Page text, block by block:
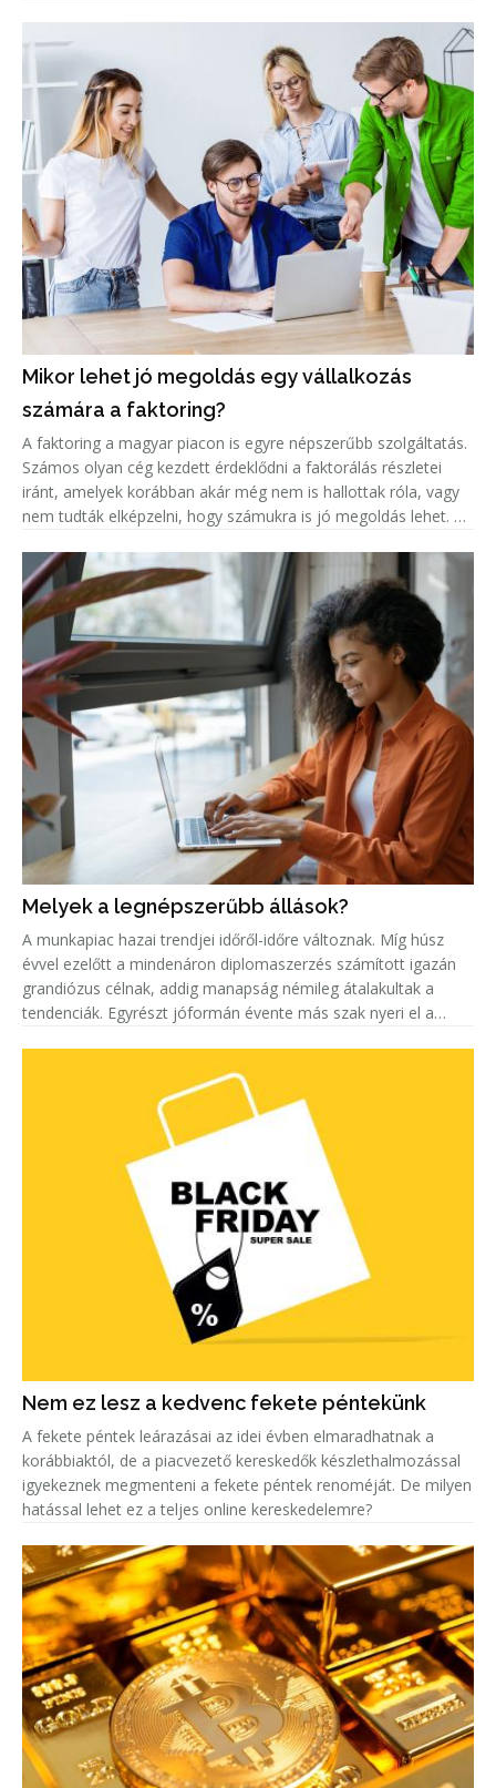
Mikor lehet jó megoldás egy vállalkozás
számára a faktoring?
A faktoring a magyar piacon is egyre népszerűbb szolgáltatás.
Számos olyan cég kezdett érdeklődni a faktorálás részletei
iránt, amelyek korábban akár még nem is hallottak róla, vagy
nem tudták elképzelni, hogy számukra is jó megoldás lehet. A
Melyek a legnépszerűbb állások?
A munkapiac hazai trendjei időről-időre változnak. Míg húsz
évvel ezelőtt a mindenáron diplomaszerzés számított igazán
grandiózus célnak, addig manapság némileg átalakultak a
tendenciák. Egyrészt jóformán évente más szak nyeri el a
Nem ez lesz a kedvenc fekete péntekünk
A fekete péntek leárazásai az idei évben elmaradhatnak a
korábbiaktól, de a piacvezető kereskedők készlethalmozással
igyekeznek megmenteni a fekete péntek renoméját. De milyen
hatással lehet ez a teljes online kereskedelemre?